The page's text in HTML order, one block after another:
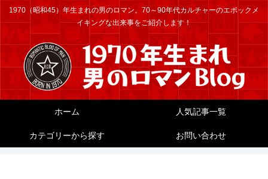
1970（昭和45）年生まれの男のロマン。70～90年代カルチャーのエポックメ
イキングな出来事をご紹介します！
ホーム 人気記事一覧
カテゴリーから探す お問い合わせ